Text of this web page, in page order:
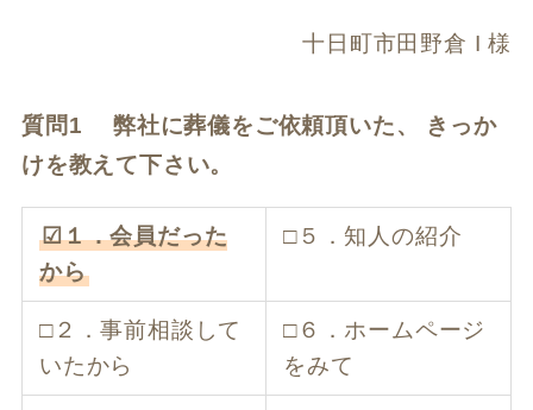
十日町市田野倉 I 様
質問1 弊社に葬儀をご依頼頂いた、 きっか
けを教えて下さい。
☑１．会員だった
から
□５．知人の紹介
□２．事前相談して
いたから
□６．ホームページ
をみて